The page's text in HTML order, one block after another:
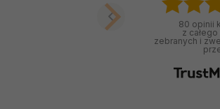
80 opinii
z
zebranych i